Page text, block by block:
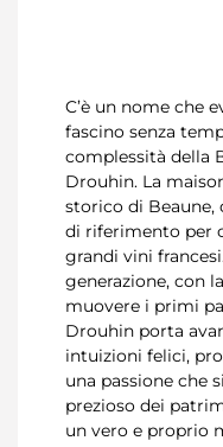
C’è un nome che
fascino senza
complessità della
Drouhin. La
storico di Beaune,
di riferimento per
grandi vini
generazione, con
muovere i primi
Drouhin porta
intuizioni felici,
una passione che
prezioso dei
un vero e proprio